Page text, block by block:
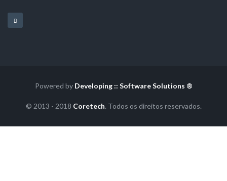
Powered by Developing :: Software Solutions ®
© 2013 - 2018 Coretech. Todos os direitos reservados.